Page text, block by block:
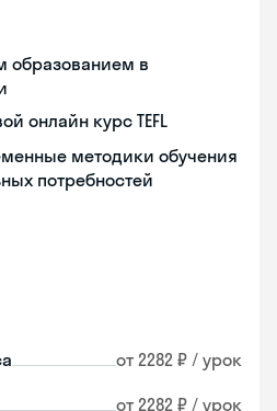
образованием в
онлайн курс TEFL
методики обучения
потребностей
от 2282 ₽ / урок
от 2282 ₽ / урок